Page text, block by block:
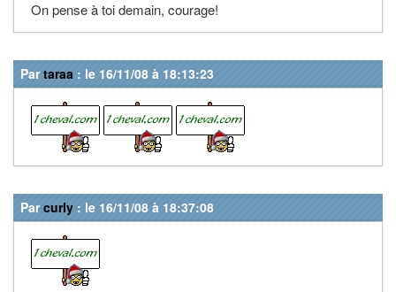
On pense à toi demain, courage!
Partaraa : le 16/11/08 à 18:13:23
Parcurly : le 16/11/08 à 18:37:08